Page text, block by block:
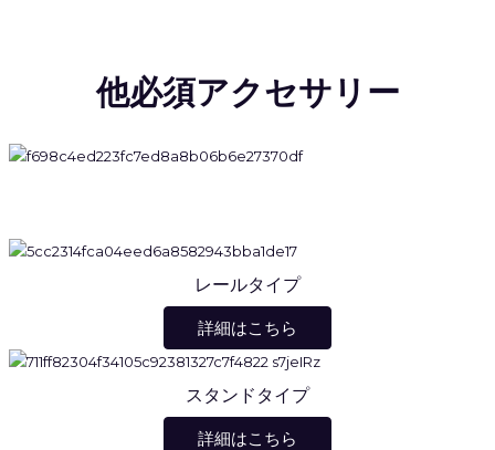
他必須アクセサリー
レールタイプ
詳細はこちら
スタンドタイプ
詳細はこちら